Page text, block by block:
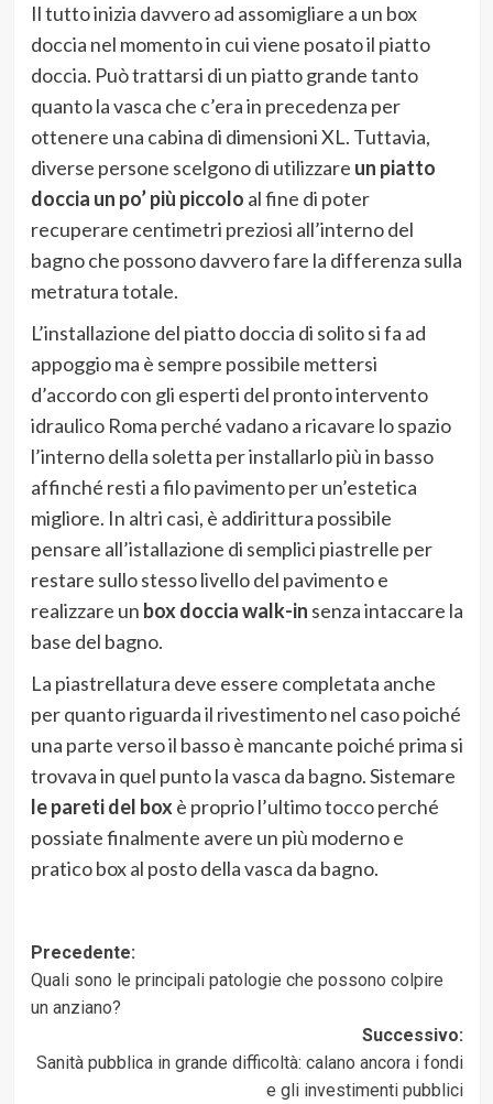
Il tutto inizia davvero ad assomigliare a un box
doccia nel momento in cui viene posato il piatto
doccia. Può trattarsi di un piatto grande tanto
quanto la vasca che c’era in precedenza per
ottenere una cabina di dimensioni XL. Tuttavia,
diverse persone scelgono di utilizzare un piatto
doccia un po’ più piccolo al fine di poter
recuperare centimetri preziosi all’interno del
bagno che possono davvero fare la differenza sulla
metratura totale.
L’installazione del piatto doccia di solito si fa ad
appoggio ma è sempre possibile mettersi
d’accordo con gli esperti del pronto intervento
idraulico Roma perché vadano a ricavare lo spazio
l’interno della soletta per installarlo più in basso
affinché resti a filo pavimento per un’estetica
migliore. In altri casi, è addirittura possibile
pensare all’istallazione di semplici piastrelle per
restare sullo stesso livello del pavimento e
realizzare un box doccia walk-in senza intaccare la
base del bagno.
La piastrellatura deve essere completata anche
per quanto riguarda il rivestimento nel caso poiché
una parte verso il basso è mancante poiché prima si
trovava in quel punto la vasca da bagno. Sistemare
le pareti del boxè proprio l’ultimo tocco perché
possiate finalmente avere un più moderno e
pratico box al posto della vasca da bagno.
Navigazione
articolo
Precedente:
Quali sono le principali patologie che possono colpire
un anziano?
Successivo:
Sanità pubblica in grande difficoltà: calano ancora i fondi
e gli investimenti pubblici